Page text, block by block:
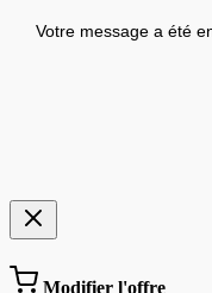
Votre message a été
Modifier l'offre